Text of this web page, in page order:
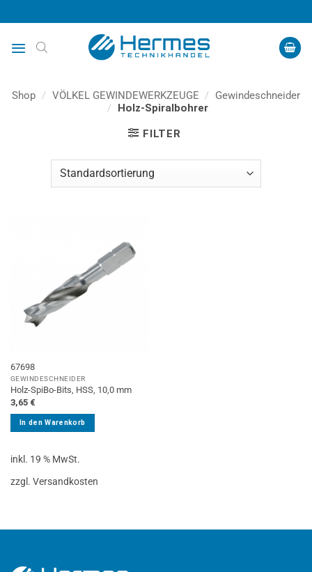
Inhalt
springen
Shop / VÖLKEL GEWINDEWERKZEUGE /
Gewindeschneider
/
Holz-Spiralbohrer
FILTER
67698
GEWINDESCHNEIDER
Holz-SpiBo-Bits, HSS, 10,0 mm
3,65 €
In den Warenkorb
inkl. 19 % MwSt.
zzgl. Versandkosten